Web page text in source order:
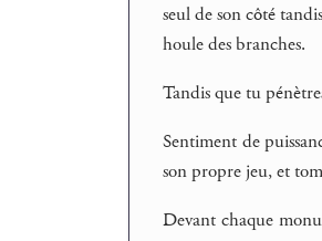
seul de son côté
houle des branches.
Tandis que tu
Sentiment de
son propre jeu, et
Devant chaque